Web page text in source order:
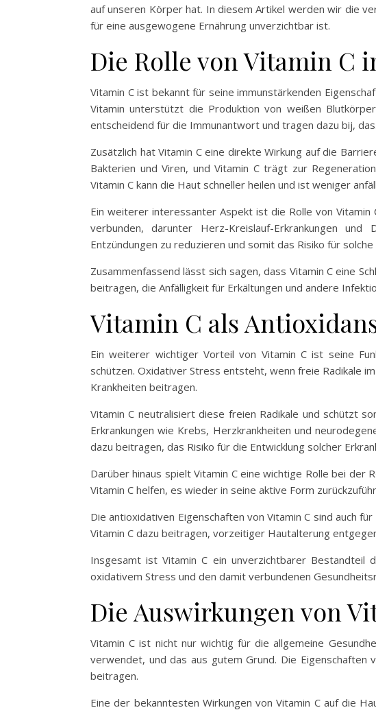
auf unseren Körper hat. In diesem Artikel werden wir die
für eine ausgewogene Ernährung unverzichtbar ist.
Die Rolle von Vitamin C
Vitamin C ist bekannt für seine immunstärkenden
Vitamin unterstützt die Produktion von weißen
entscheidend für die Immunantwort und tragen dazu bij,
Zusätzlich hat Vitamin C eine direkte Wirkung auf die
Bakterien und Viren, und Vitamin C trägt zur
Vitamin C kann die Haut schneller heilen und ist weniger
Ein weiterer interessanter Aspekt ist die Rolle von Vitamin
verbunden, darunter Herz-Kreislauf-Erkrankungen
Entzündungen zu reduzieren und somit das Risiko für solche
Zusammenfassend lässt sich sagen, dass Vitamin C eine
beitragen, die Anfälligkeit für Erkältungen und andere
Vitamin C als
Ein weiterer wichtiger Vorteil von Vitamin C ist seine
schützen. Oxidativer Stress entsteht, wenn freie Radikale
Krankheiten beitragen.
Vitamin C neutralisiert diese freien Radikale und schützt
Erkrankungen wie Krebs, Herzkrankheiten und
dazu beitragen, das Risiko für die Entwicklung solcher
Darüber hinaus spielt Vitamin C eine wichtige Rolle bei der
Vitamin C helfen, es wieder in seine aktive Form
Die antioxidativen Eigenschaften von Vitamin C sind auch
Vitamin C dazu beitragen, vorzeitiger Hautalterung
Insgesamt ist Vitamin C ein unverzichtbarer
oxidativem Stress und den damit verbundenen
Die Auswirkungen von
Vitamin C ist nicht nur wichtig für die allgemeine
verwendet, und das aus gutem Grund. Die
beitragen.
Eine der bekanntesten Wirkungen von Vitamin C auf die